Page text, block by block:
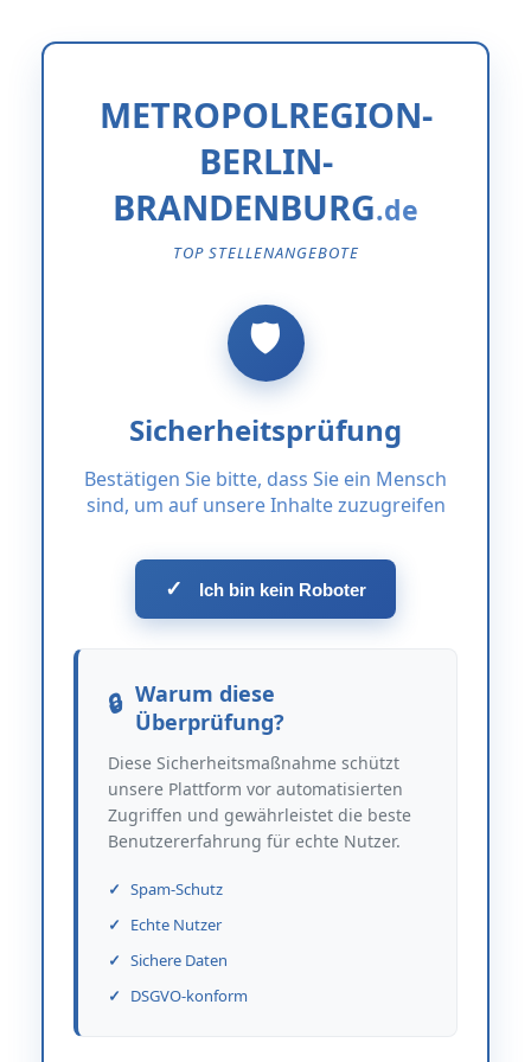
METROPOLREGION-
BERLIN-
BRANDENBURG
TOP STELLENANGEBOTE
Sicherheitsprüfung
Bestätigen Sie bitte, dass Sie ein Mensch
sind, um auf unsere Inhalte zuzugreifen
✓ Ich bin kein Roboter
Warum diese
Überprüfung?
Diese Sicherheitsmaßnahme schützt
unsere Plattform vor automatisierten
Zugriffen und gewährleistet die beste
Benutzererfahrung für echte Nutzer.
Spam-Schutz
Echte Nutzer
Sichere Daten
DSGVO-konform